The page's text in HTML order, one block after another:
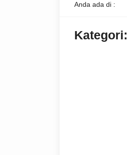
Anda ada di :
Kategori: